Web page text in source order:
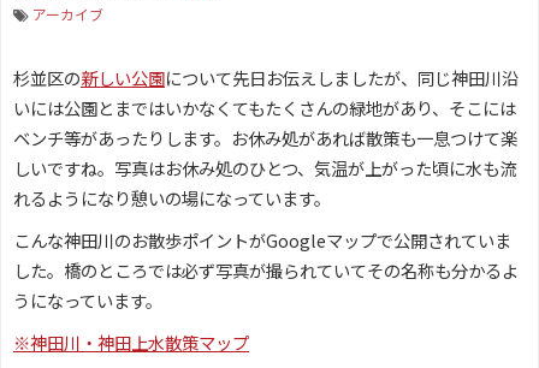
アーカイブ
杉並区の新しい公園について先日お伝えしましたが、同じ神田川沿
いには公園とまではいかなくてもたくさんの緑地があり、そこには
ベンチ等があったりします。お休み処があれば散策も一息つけて楽
しいですね。写真はお休み処のひとつ、気温が上がった頃に水も流
れるようになり憩いの場になっています。
こんな神田川のお散歩ポイントがGoogleマップで公開されていま
した。橋のところでは必ず写真が撮られていてその名称も分かるよ
うになっています。
※神田川・神田上水散策マップ